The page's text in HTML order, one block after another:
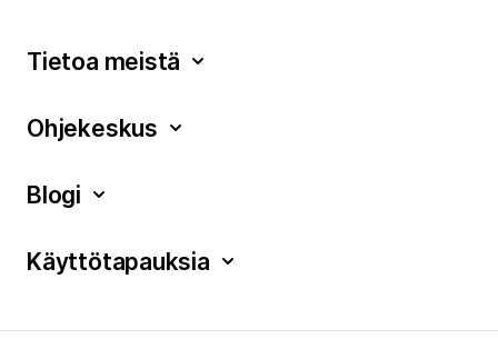
Tietoa meistä
Ohjekeskus
Blogi
Käyttötapauksia